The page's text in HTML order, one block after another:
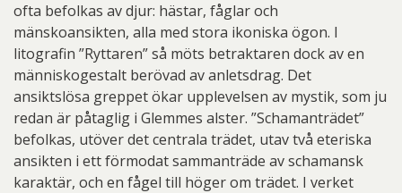
ofta befolkas av djur: hästar, fåglar och
mänskoansikten, alla med stora ikoniska ögon. I
litografin ”Ryttaren” så möts betraktaren dock av en
människogestalt berövad av anletsdrag. Det
ansiktslösa greppet ökar upplevelsen av mystik, som ju
redan är påtaglig i Glemmes alster. ”Schamanträdet”
befolkas, utöver det centrala trädet, utav två eteriska
ansikten i ett förmodat sammanträde av schamansk
karaktär, och en fågel till höger om trädet. I verket